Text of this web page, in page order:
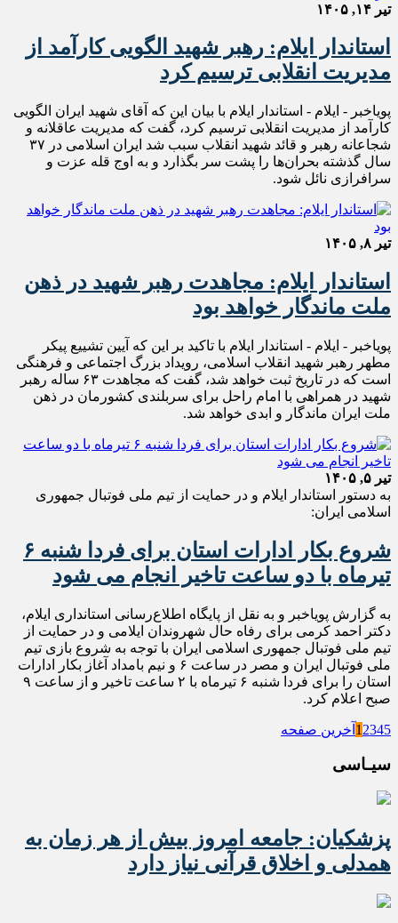
تیر ۱۴, ۱۴۰۵
استاندار ایلام: رهبر شهید الگویی کارآمد از
مدیریت انقلابی ترسیم کرد
پویاخبر - ایلام - استاندار ایلام با بیان این که آقای شهید ایران الگویی
کارآمد از مدیریت انقلابی ترسیم کرد، گفت که مدیریت عاقلانه و
شجاعانه رهبر و قائد شهید انقلاب سبب شد ایران اسلامی در ۳۷
سال گذشته بحران‌ها را پشت سر بگذارد و به اوج قله عزت و
سرافرازی نائل شود.
تیر ۸, ۱۴۰۵
استاندار ایلام: مجاهدت‌ رهبر شهید در ذهن
ملت ماندگار خواهد بود
پویاخبر - ایلام - استاندار ایلام با تاکید بر این که آیین تشییع پیکر
مطهر رهبر شهید انقلاب اسلامی، رویداد بزرگ اجتماعی و فرهنگی
است که در تاریخ ثبت خواهد شد، گفت که مجاهدت ۶۳ ساله رهبر
شهید در همراهی با امام راحل برای سربلندی کشورمان در ذهن
ملت ایران ماندگار و ابدی خواهد شد.
تیر ۵, ۱۴۰۵
به دستور استاندار ایلام و در حمایت از تیم ملی فوتبال جمهوری
اسلامی ایران:
شروع بکار ادارات استان برای فردا شنبه ۶
تیرماه با دو ساعت تاخیر انجام می شود
به گزارش پویاخبر و به نقل از پایگاه اطلاع‌رسانی استانداری ایلام،
دکتر احمد کرمی برای رفاه حال شهروندان ایلامی و در حمایت از
تیم ملی فوتبال جمهوری اسلامی ایران با توجه به شروع بازی تیم
ملی فوتبال ایران و مصر در ساعت ۶ و نیم بامداد آغاز بکار ادارات
استان را برای فردا شنبه ۶ تیرماه با ۲ ساعت تاخیر و از ساعت ۹
صبح اعلام کرد.
1 2345 آخرین صفحه
سیـاسی
پزشکیان: جامعه امروز بیش از هر زمان به
همدلی و اخلاق قرآنی نیاز دارد